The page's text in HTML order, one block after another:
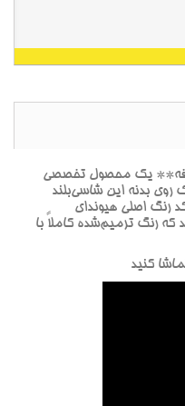
يک محصول تخصصي
بدنه اين شاسي‌بلند
رنگ اصلي هيونداي
رنگ ترميم‌شده کاملاً با
کنيد